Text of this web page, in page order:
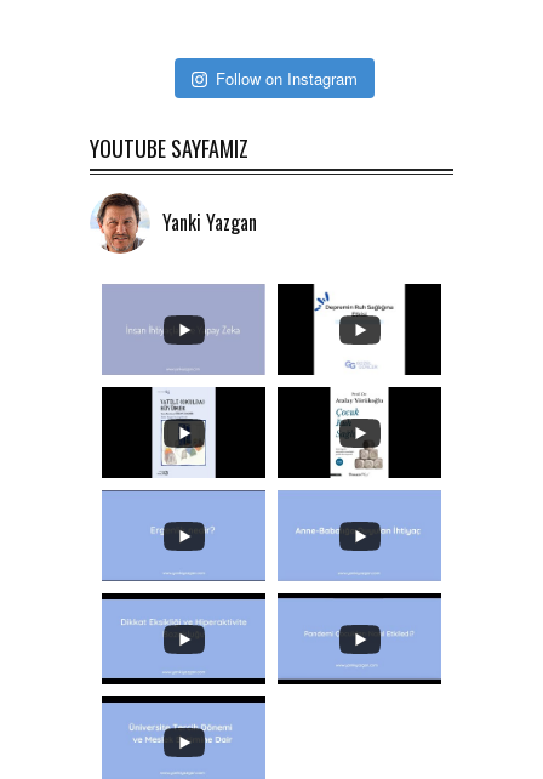
Follow on Instagram
YOUTUBE SAYFAMIZ
Yanki Yazgan